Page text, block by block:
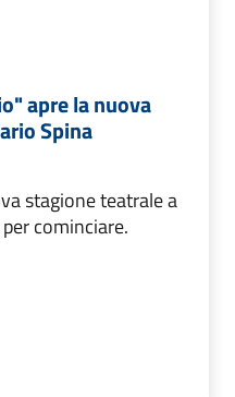
apre la nuova
Spina
stagione teatrale a
cominciare.